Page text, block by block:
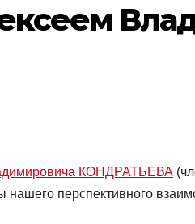
КОНДРАТЬЕВА
перспективного